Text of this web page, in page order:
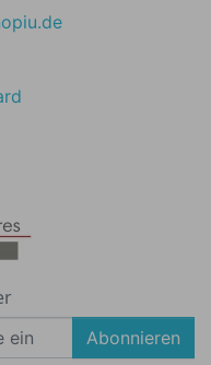
Abonnieren